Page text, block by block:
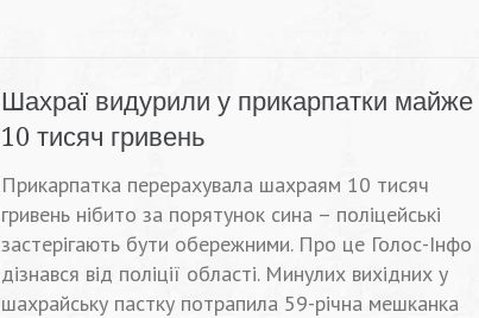
Шахраї видурили у прикарпатки майже
10 тисяч гривень
Прикарпатка перерахувала шахраям 10 тисяч
гривень нібито за порятунок сина – поліцейські
застерігають бути обережними. Про це Голос-Інфо
дізнався від поліції області. Минулих вихідних у
шахрайську пастку потрапила 59-річна мешканка